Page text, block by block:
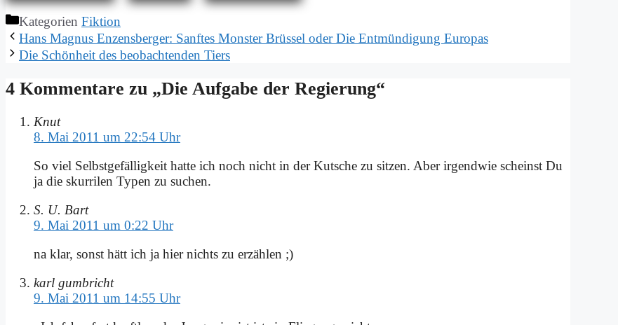
Kategorien Fiktion
Hans Ma­gnus En­zens­ber­ger: Sanf­tes Mon­ster Brüs­sel oder Die Ent­mün­di­gung Eu­ro­pas
Die Schön­heit des be­ob­ach­ten­den Tiers
4 Kommentare zu „Die Auf­ga­be der Re­gie­rung“
Knut
8. Mai 2011 um 22:54 Uhr
So viel Selbst­ge­fäl­lig­keit hat­te ich noch nicht in der Kut­sche zu sit­zen. Aber ir­gend­wie scheinst Du
ja die skur­ri­len Ty­pen zu su­chen.
S. U. Bart
9. Mai 2011 um 0:22 Uhr
na klar, sonst hätt ich ja hier nichts zu er­zäh­len ;)
karl gumbricht
9. Mai 2011 um 14:55 Uhr